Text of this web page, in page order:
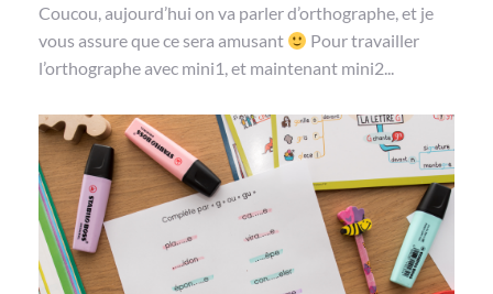
Coucou, aujourd’hui on va parler d’orthographe, et je
vous assure que ce sera amusant
Pour travailler
l’orthographe avec mini1, et maintenant mini2...